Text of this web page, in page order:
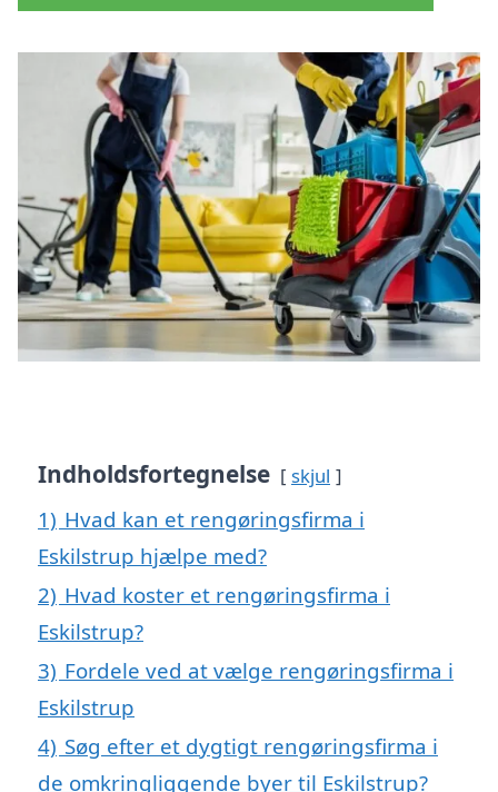
Indholdsfortegnelse skjul
1) Hvad kan et rengøringsfirma i
Eskilstrup hjælpe med?
2) Hvad koster et rengøringsfirma i
Eskilstrup?
3) Fordele ved at vælge rengøringsfirma i
Eskilstrup
4) Søg efter et dygtigt rengøringsfirma i
de omkringliggende byer til Eskilstrup?